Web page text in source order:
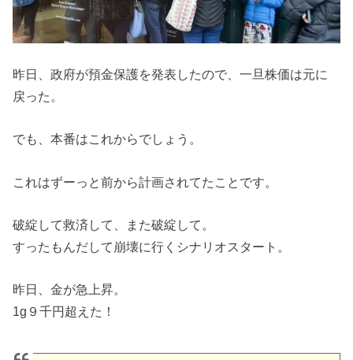
昨日、政府が預金保護を発表したので、一旦株価は元に
戻った。
でも、本番はこれからでしょう。
これはずーっと前から計画されてたことです。
破綻して救済して、また破綻して。
すったもんだして崩壊に行くシナリオスタート。
昨日、金が急上昇。
1g９千円超えた！